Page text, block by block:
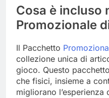
Cosa è incluso
Promozionale
Il Pacchetto
collezione unica di
gioco. Questo
che fisici, insieme a
migliorano l’esperienza